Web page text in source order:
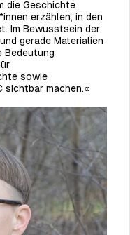
die Geschichte
erzählen, in den
Im Bewusstsein der
gerade Materialien
Bedeutung
sowie
sichtbar machen.«